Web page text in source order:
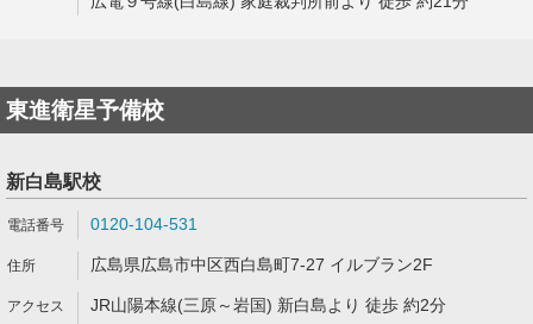
東進衛星予備校
新白島駅校
0120-104-531
広島県広島市中区西白島町7-27 イルブラン2F
JR山陽本線(三原～岩国) 新白島より 徒歩 約2分